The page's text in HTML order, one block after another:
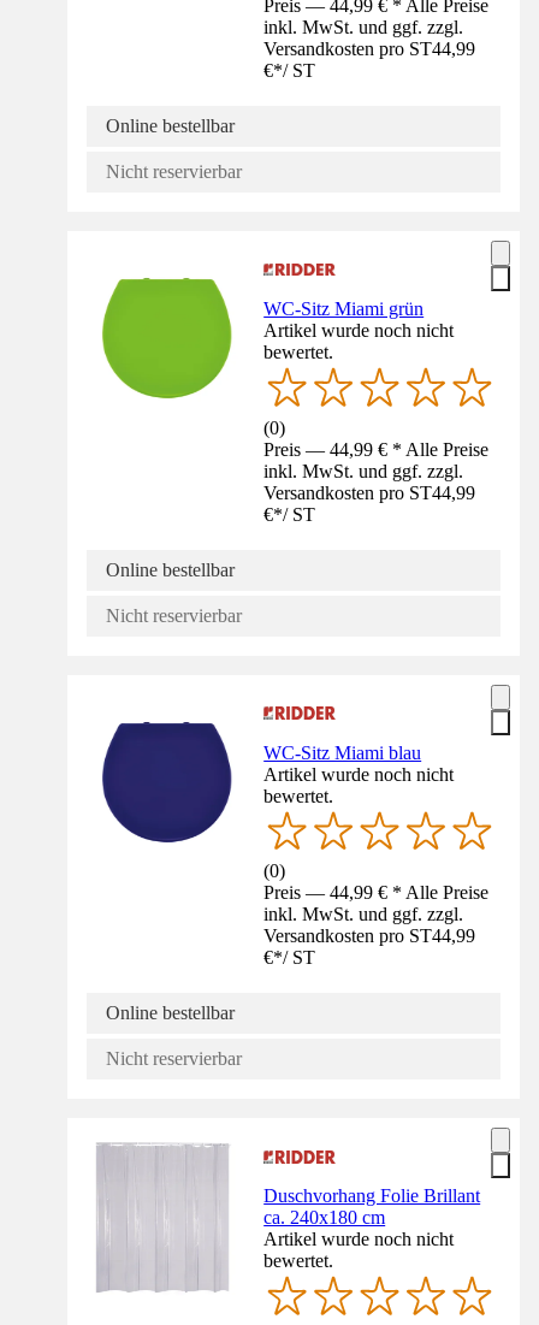
Preis — 44,99 € * Alle Preise
inkl. MwSt. und ggf. zzgl.
Versandkosten pro ST44,99
€*/ ST
Online bestellbar
Nicht reservierbar
WC-Sitz Miami grün
Artikel wurde noch nicht
bewertet.
(0)
Preis — 44,99 € * Alle Preise
inkl. MwSt. und ggf. zzgl.
Versandkosten pro ST44,99
€*/ ST
Online bestellbar
Nicht reservierbar
WC-Sitz Miami blau
Artikel wurde noch nicht
bewertet.
(0)
Preis — 44,99 € * Alle Preise
inkl. MwSt. und ggf. zzgl.
Versandkosten pro ST44,99
€*/ ST
Online bestellbar
Nicht reservierbar
Duschvorhang Folie Brillant
ca. 240x180 cm
Artikel wurde noch nicht
bewertet.